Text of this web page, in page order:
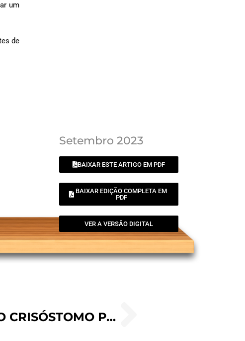
um
de
Setembro 2023
BAIXAR ESTE ARTIGO EM PDF
BAIXAR EDIÇÃO COMPLETA EM
PDF
VER A VERSÃO DIGITAL
ORAÇÃO DE SÃO JOÃO CRISÓSTOMO PARA ANTES DE LER A BÍBLIA